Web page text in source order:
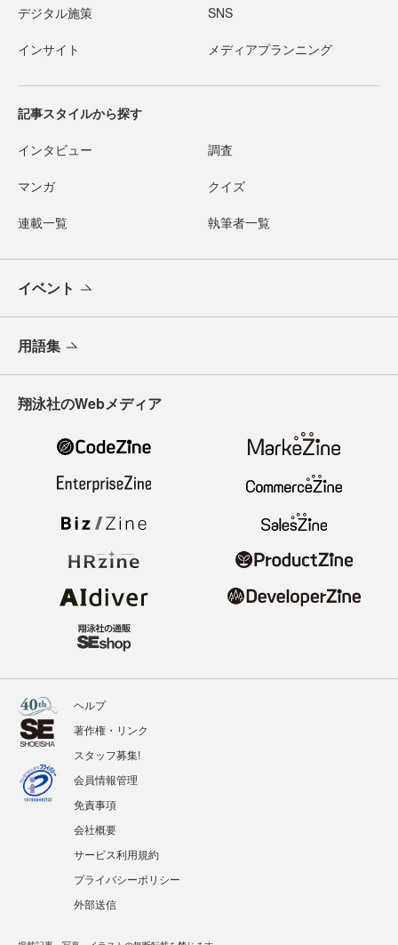
デジタル施策 SNS
インサイト メディアプランニング
記事スタイルから探す
インタビュー 調査
マンガ クイズ
連載一覧 執筆者一覧
イベント
用語集
翔泳社のWebメディア
ヘルプ
著作権・リンク
スタッフ募集!
会員情報管理
免責事項
会社概要
サービス利用規約
プライバシーポリシー
外部送信